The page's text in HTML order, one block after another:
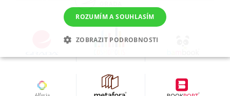
ROZUMÍM A SOUHLASÍM
ZOBRAZIT PODROBNOSTI
NEZBYTNÉ ANALYTICKÉ MARKETINGOVÉ
FUNKČNÍ NEZAŘAZENÉ SOUBORY